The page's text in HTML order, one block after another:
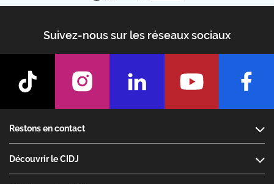
Suivez-nous sur les réseaux sociaux
Restons en contact
Découvrir le CIDJ